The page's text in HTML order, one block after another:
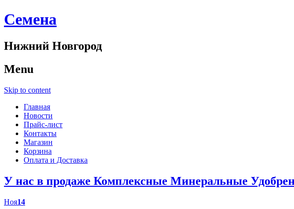
Cемена
Нижний Новгород
Menu
Skip to content
Главная
Новости
Прайс-лист
Контакты
Магазин
Корзина
Оплата и Доставка
У нас в продаже Комплексные Минеральные
Ноя14